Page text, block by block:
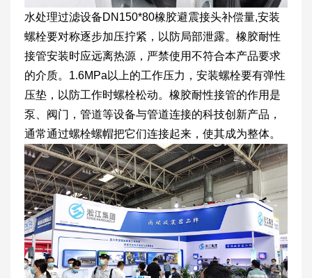
水处理过滤设备DN150*80橡胶避震接头补偿量,安装
螺栓要对称逐步加压拧紧，以防局部泄露。橡胶耐性
接管安装时应远离热源，严禁使用不符合本产品要求
的介质。1.6MPa以上的工作压力，安装螺栓要有弹性
压垫，以防工作时螺栓松动。橡胶耐性接管的作用是
泵、阀门，管道等设备与管道连接的科技创新产品，
通常通过螺栓螺帽把它们连接起来，使其成为整体。